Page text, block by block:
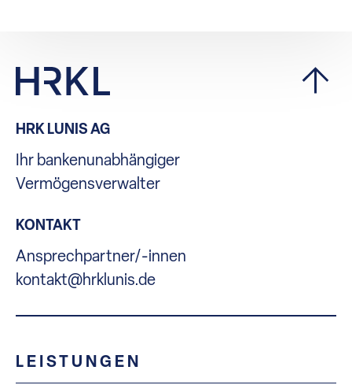
HRK LUNIS AG
Ihr bankenunabhängiger
Vermögensverwalter
KONTAKT
Ansprechpartner/-innen
kontakt@hrklunis.de
LEISTUNGEN